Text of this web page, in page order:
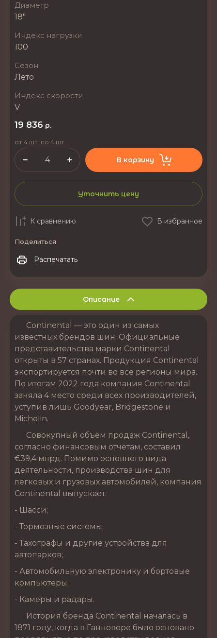
Диаметр
18"
Индекс нагрузки
100
Сезон
Лето
Индекс скорости
V
19 836 р.
от 4 шт. по 4 шт.
В корзину
Уточнить цену
К сравнению В избранное
Поделиться
Распечатать
Описание
Continental — это один из самых
известных брендов шин. Официальные
представительства марки Continental
открыты в 57 странах. Продукция Continental
экспортируется почти во все регионы мира.
По итогам 2022 года компания Continental
заняла 4 место среди всех производителей,
уступив лишь Goodyear, Bridgestone и
Michelin.
Совокупный объём продаж Continental,
согласно финансовым отчётам, составил
€39,4 млрд. Помимо основного вида
деятельности, производства шин для
легковых и грузовых автомобилей, компания
Continental выпускает:
- Шасси;
- Тормозные системы;
- Тахографы и другие устройства для
автопарков;
- Автомобильную электронику и бортовые
компьютеры;
- Камеры и радары.
История бренда Continental началась в
1871 году, когда в Ганновере было основано